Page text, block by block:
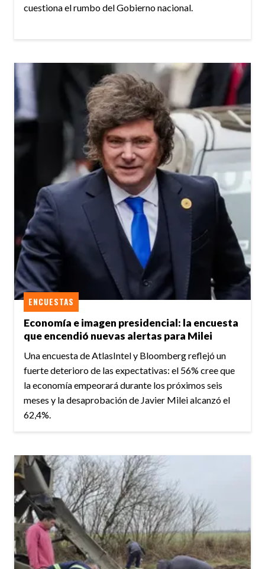
cuestiona el rumbo del Gobierno nacional.
Economía e imagen presidencial: la encuesta
que encendió nuevas alertas para Milei
ENCUESTAS
Una encuesta de AtlasIntel y Bloomberg reflejó un
fuerte deterioro de las expectativas: el 56% cree que
la economía empeorará durante los próximos seis
meses y la desaprobación de Javier Milei alcanzó el
62,4%.